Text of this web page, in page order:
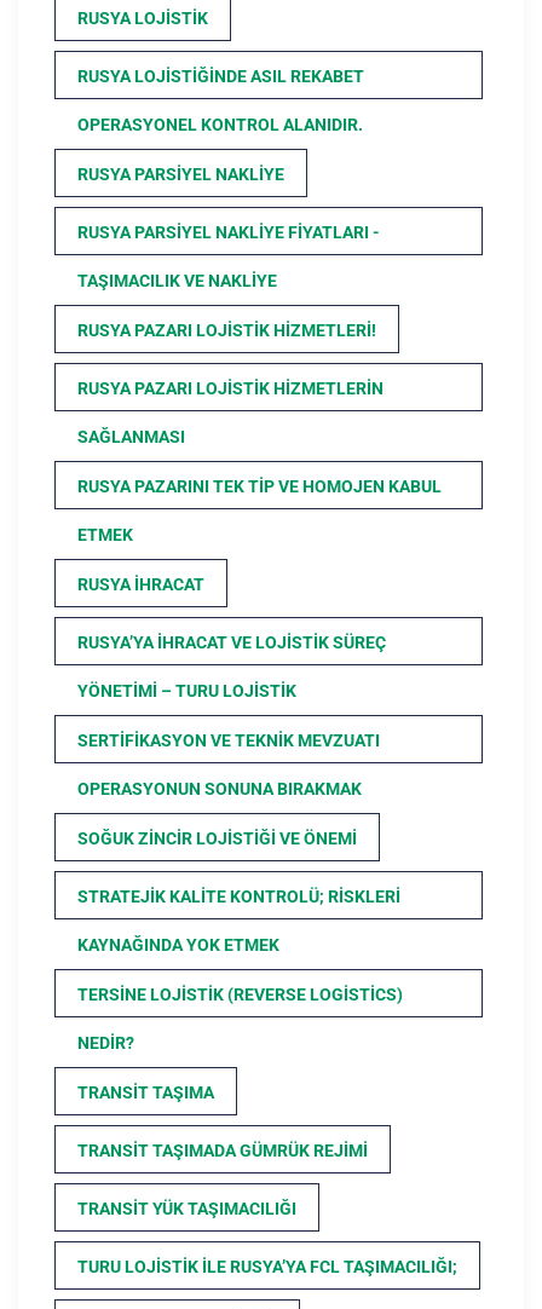
RUSYA LOJISTIK
RUSYA LOJISTIĞINDE ASIL REKABET
OPERASYONEL KONTROL ALANIDIR.
RUSYA PARSIYEL NAKLIYE
RUSYA PARSIYEL NAKLIYE FIYATLARI -
TAŞIMACILIK VE NAKLIYE
RUSYA PAZARI LOJISTIK HIZMETLERI!
RUSYA PAZARI LOJISTIK HIZMETLERIN
SAĞLANMASI
RUSYA PAZARINI TEK TIP VE HOMOJEN KABUL
ETMEK
RUSYA İHRACAT
RUSYA’YA İHRACAT VE LOJISTIK SÜREÇ
YÖNETIMI – TURU LOJISTIK
SERTIFIKASYON VE TEKNIK MEVZUATI
OPERASYONUN SONUNA BIRAKMAK
SOĞUK ZINCIR LOJISTIĞI VE ÖNEMI
STRATEJIK KALITE KONTROLÜ; RISKLERI
KAYNAĞINDA YOK ETMEK
TERSINE LOJISTIK (REVERSE LOGISTICS)
NEDIR?
TRANSIT TAŞIMA
TRANSIT TAŞIMADA GÜMRÜK REJIMI
TRANSIT YÜK TAŞIMACILIĞI
TURU LOJISTIK ILE RUSYA’YA FCL TAŞIMACILIĞI;